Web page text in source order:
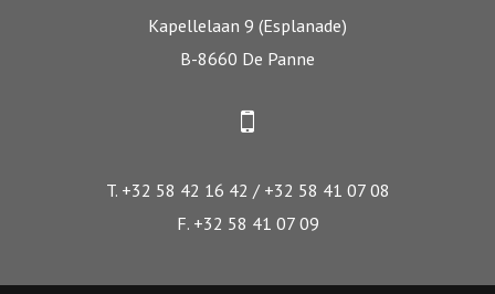
Kapellelaan 9 (Esplanade)
B-8660 De Panne
T. +32 58 42 16 42 / +32 58 41 07 08
F. +32 58 41 07 09